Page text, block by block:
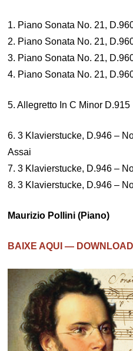
1. Piano Sonata No. 21,
2. Piano Sonata No. 21,
3. Piano Sonata No. 21,
4. Piano Sonata No. 21,
5. Allegretto In C Minor D.915
6. 3 Klavierstucke, D.946 –
Assai
7. 3 Klavierstucke, D.946 –
8. 3 Klavierstucke, D.946 –
Maurizio Pollini (Piano)
BAIXE AQUI —